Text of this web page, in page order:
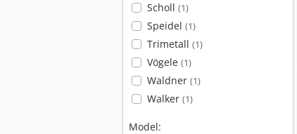
Scholl (1)
Speidel (1)
Trimetall (1)
Vögele (1)
Waldner (1)
Walker (1)
Model: